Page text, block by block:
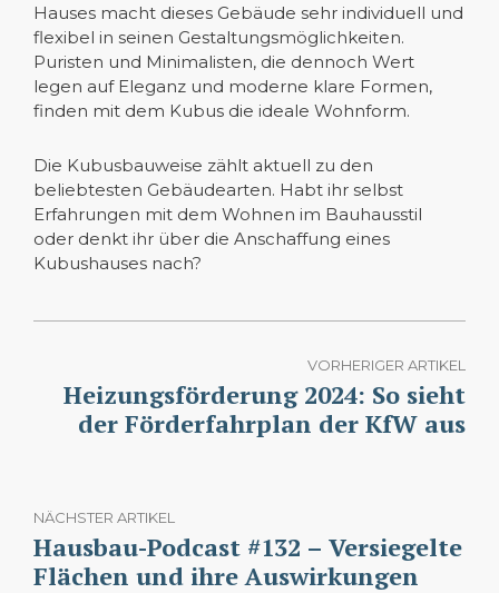
Hauses macht dieses Gebäude sehr individuell und
flexibel in seinen Gestaltungsmöglichkeiten.
Puristen und Minimalisten, die dennoch Wert
legen auf Eleganz und moderne klare Formen,
finden mit dem Kubus die ideale Wohnform.
Die Kubusbauweise zählt aktuell zu den
beliebtesten Gebäudearten. Habt ihr selbst
Erfahrungen mit dem Wohnen im Bauhausstil
oder denkt ihr über die Anschaffung eines
Kubushauses nach?
VORHERIGER ARTIKEL
Heizungsförderung 2024: So sieht
der Förderfahrplan der KfW aus
NÄCHSTER ARTIKEL
Hausbau-Podcast #132 – Versiegelte
Flächen und ihre Auswirkungen